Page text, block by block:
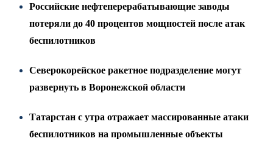
Российские нефтеперерабатывающие заводы
потеряли до 40 процентов мощностей после атак
беспилотников
Северокорейское ракетное подразделение могут
развернуть в Воронежской области
Татарстан с утра отражает массированные атаки
беспилотников на промышленные объекты